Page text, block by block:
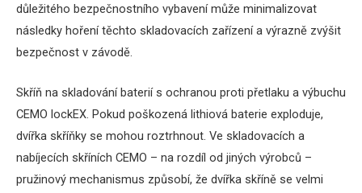
důležitého bezpečnostního vybavení může minimalizovat
následky hoření těchto skladovacích zařízení a výrazně zvýšit
bezpečnost v závodě.
Skříň na skladování baterií s ochranou proti přetlaku a výbuchu
CEMO lockEX. Pokud poškozená lithiová baterie exploduje,
dvířka skříňky se mohou roztrhnout. Ve skladovacích a
nabíjecích skříních CEMO – na rozdíl od jiných výrobců –
pružinový mechanismus způsobí, že dvířka skříně se velmi